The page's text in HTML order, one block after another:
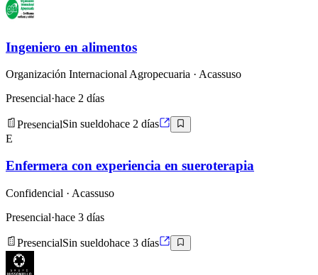
Ingeniero en alimentos
Organización Internacional Agropecuaria · Acassuso
Presencial·hace 2 días
PresencialSin sueldohace 2 días
E
Enfermera con experiencia en sueroterapia
Confidencial · Acassuso
Presencial·hace 3 días
PresencialSin sueldohace 3 días